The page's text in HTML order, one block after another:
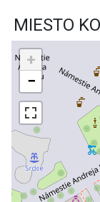
MIESTO
+
−